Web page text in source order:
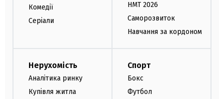
Комедії
Серіали
НМТ 2026
Саморозвиток
Навчання за кордоном
Нерухомість
Аналітика ринку
Купівля житла
Спорт
Бокс
Футбол